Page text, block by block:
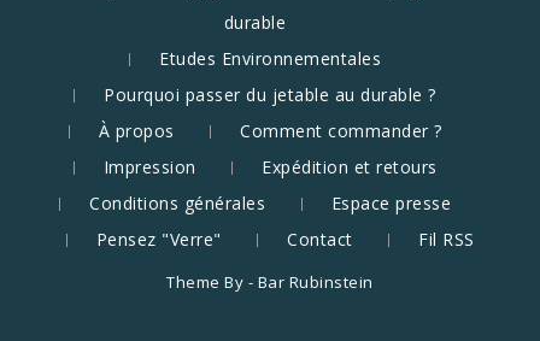
durable
Etudes Environnementales
Pourquoi passer du jetable au durable ?
À propos
Comment commander ?
Impression
Expédition et retours
Conditions générales
Espace presse
Pensez "Verre"
Contact Fil RSS
Theme By - Bar Rubinstein